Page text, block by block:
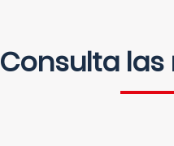
Consulta